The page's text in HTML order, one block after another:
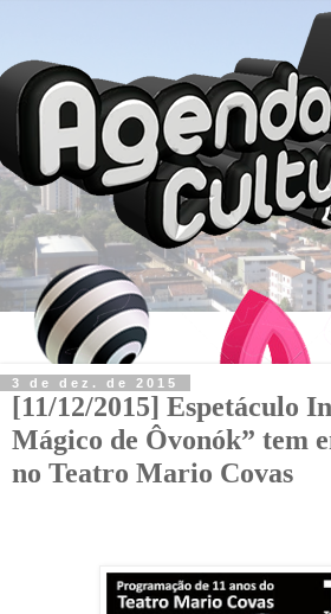
3 de dez. de 2015
[11/12/2015] Espetáculo
Mágico de Ôvonók” tem
no Teatro Mario Covas